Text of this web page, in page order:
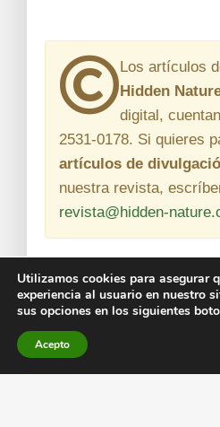
Los artículos
Hidden
digital,
2531-0178. Si quieres
artículos de
nuestra revista,
revista@hidden-
Utilizamos cookies para asegurar
experiencia al usuario en nuestro
sus opciones en los siguientes
Acepto